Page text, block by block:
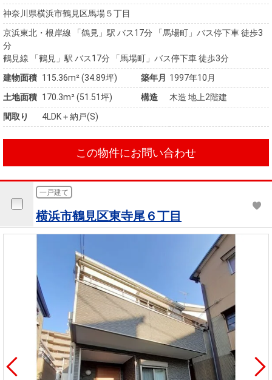
神奈川県横浜市鶴見区馬場５丁目
京浜東北・根岸線 「鶴見」駅 バス17分 「馬場町」バス停下車 徒歩3
分
鶴見線 「鶴見」駅 バス17分 「馬場町」バス停下車 徒歩3分
建物面積 115.36m² (34.89坪) 築年月
1997年10月
土地面積 170.3m² (51.51坪) 構造
木造 地上2階建
間取り
4LDK＋納戸(S)
この物件にお問い合わせ
一戸建て
横浜市鶴見区東寺尾６丁目